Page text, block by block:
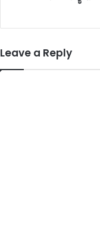
Leave a Reply